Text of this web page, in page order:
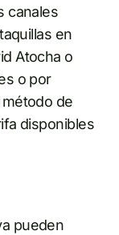
canales
en
Atocha o
o por
de
disponibles
pueden